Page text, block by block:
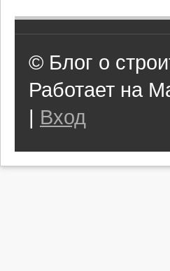
© Блог о
Работает на
| Вход